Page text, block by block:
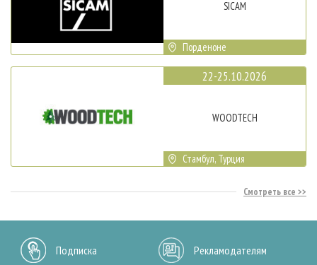
SICAM
Порденоне
22-25.10.2026
WOODTECH
Стамбул, Турция
Смотреть все
Подписка Рекламодателям